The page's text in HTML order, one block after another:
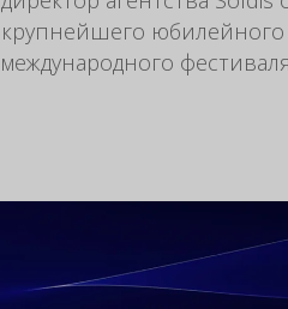
крупнейшего юбилейного
международного